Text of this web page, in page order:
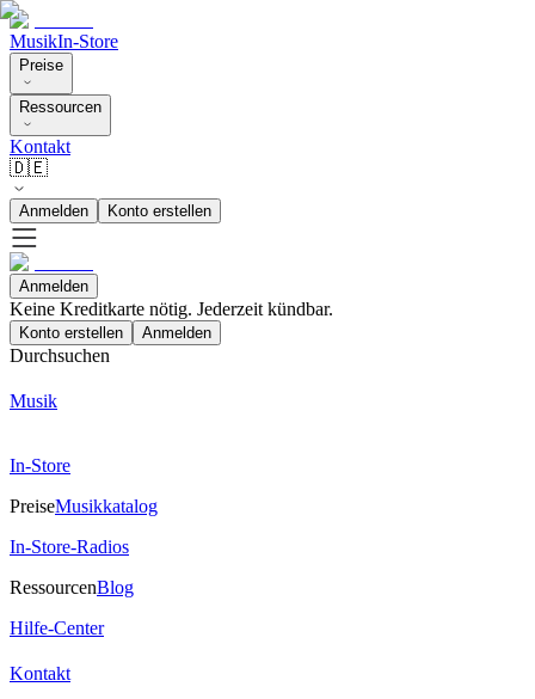
MusikIn-Store
Preise
Ressourcen
Kontakt
🇩🇪
Anmelden Konto erstellen
Anmelden
Keine Kreditkarte nötig. Jederzeit kündbar.
Konto erstellen Anmelden
Durchsuchen
Musik
In-Store
PreiseMusikkatalog
In-Store-Radios
RessourcenBlog
Hilfe-Center
Kontakt